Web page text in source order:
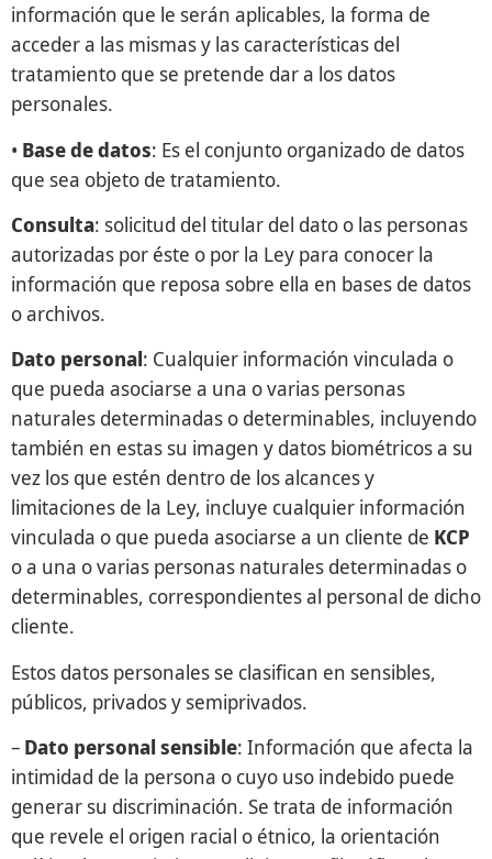
información que le serán aplicables, la forma de
acceder a las mismas y las características del
tratamiento que se pretende dar a los datos
personales.
• Base de datos: Es el conjunto organizado de datos
que sea objeto de tratamiento.
Consulta: solicitud del titular del dato o las personas
autorizadas por éste o por la Ley para conocer la
información que reposa sobre ella en bases de datos
o archivos.
Dato personal: Cualquier información vinculada o
que pueda asociarse a una o varias personas
naturales determinadas o determinables, incluyendo
también en estas su imagen y datos biométricos a su
vez los que estén dentro de los alcances y
limitaciones de la Ley, incluye cualquier información
vinculada o que pueda asociarse a un cliente de KCP
o a una o varias personas naturales determinadas o
determinables, correspondientes al personal de dicho
cliente.
Estos datos personales se clasifican en sensibles,
públicos, privados y semiprivados.
– Dato personal sensible: Información que afecta la
intimidad de la persona o cuyo uso indebido puede
generar su discriminación. Se trata de información
que revele el origen racial o étnico, la orientación